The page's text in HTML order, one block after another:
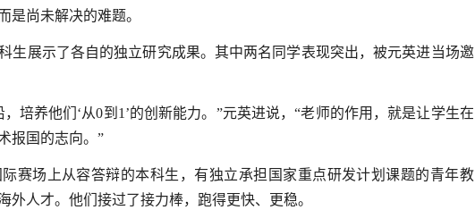
是尚未解决的难题。
生展示了各自的独立研究成果。其中两名同学表现突出，被元英进当场邀
培养他们‘从0到1’的创新能力。”元英进说，“老师的作用，就是让学生在
报国的志向。”
赛场上从容答辩的本科生，有独立承担国家重点研发计划课题的青年教
外人才。他们接过了接力棒，跑得更快、更稳。